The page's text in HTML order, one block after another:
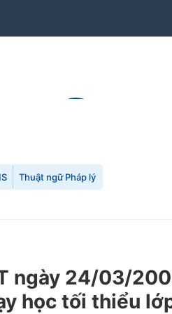
Thuật ngữ Pháp lý
24/03/
học tối thiểu